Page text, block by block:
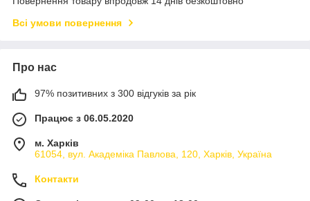
Всі умови повернення
Про нас
97% позитивних з 300 відгуків за рік
Працює з 06.05.2020
м. Харків
61054, вул. Академіка Павлова, 120, Харків, Україна
Контакти